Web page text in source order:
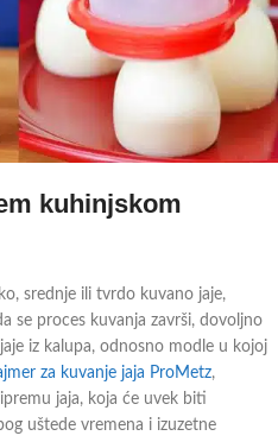
kuhinjskom
srednje ili tvrdo kuvano jaje,
se proces kuvanja završi, dovoljno
iz kalupa, odnosno modle u kojoj
za kuvanje jaja ProMetz,
jaja, koja će uvek biti
uštede vremena i izuzetne